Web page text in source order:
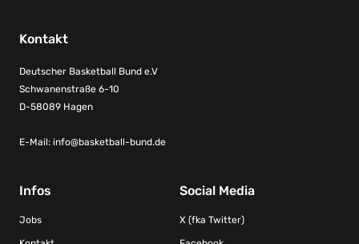
Kontakt
Deutscher Basketball Bund e.V
Schwanenstraße 6-10
D-58089 Hagen
E-Mail: info@basketball-bund.de
Infos
Jobs
Social Media
X (fka Twitter)